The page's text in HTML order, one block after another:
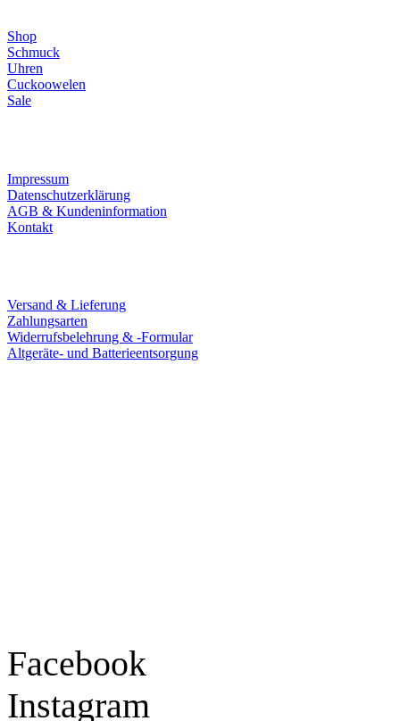
Shop
Schmuck
Uhren
Cuckoowelen
Sale
Impressum
Datenschutzerklärung
AGB & Kundeninformation
Kontakt
Versand & Lieferung
Zahlungsarten
Widerrufsbelehrung & -Formular
Altgeräte- und Batterieentsorgung
Facebook
Instagram